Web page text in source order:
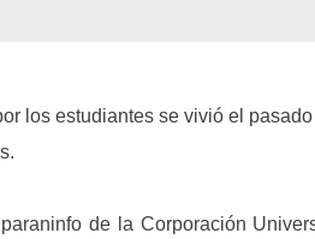
los estudiantes se vivió el
de la Corporación